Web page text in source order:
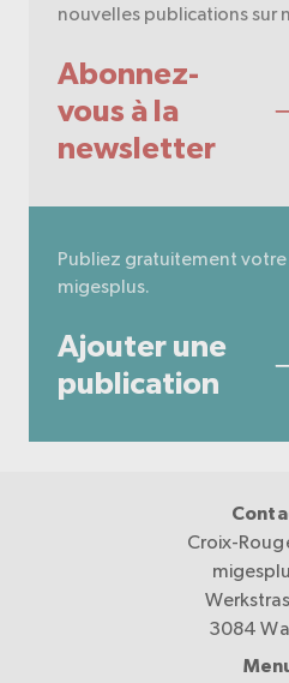
nouvelles publications sur
Abonnez-
vous à la
newsletter
Publiez gratuitement
migesplus.
Ajouter une
publication
Croix-
3084